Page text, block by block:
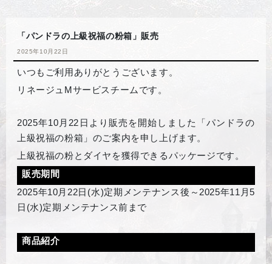
「パンドラの上級祝福の粉箱」販売
2025年10月22日
いつもご利用ありがとうございます。
リネージュMサービスチームです。
2025年10月22日より販売を開始しました「パンドラの
上級祝福の粉箱」のご案内を申し上げます。
上級祝福の粉とダイヤを獲得できるパッケージです。
販売期間
2025年10月22日(水)定期メンテナンス後～2025年11月5
日(水)定期メンテナンス前まで
商品紹介